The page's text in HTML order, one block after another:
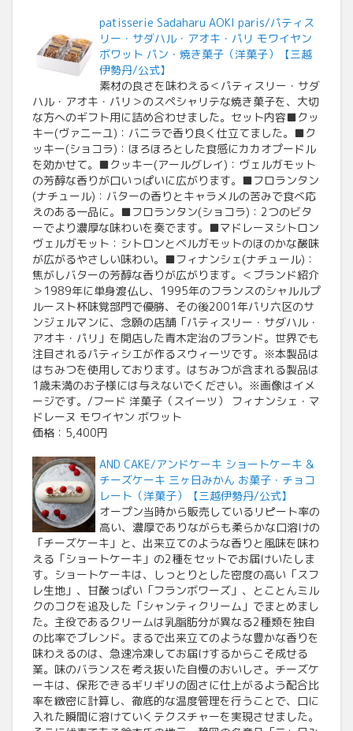
patisserie Sadaharu AOKI paris/パティス
リー・サダハル・アオキ・パリ モワイヤン
ボワット パン・焼き菓子（洋菓子）【三越
伊勢丹/公式】
素材の良さを味わえる＜パティスリー・サダ
ハル・アオキ・パリ＞のスペシャリテな焼き菓子を、大切
な方へのギフト用に詰め合わせました。セット内容■クッ
キー(ヴァニーユ)：バニラで香り良く仕立てました。■ク
ッキー(ショコラ)：ほろほろとした食感にカカオプードル
を効かせて。■クッキー(アールグレイ)：ヴェルガモット
の芳醇な香りが口いっぱいに広がります。■フロランタン
(ナチュール)：バターの香りとキャラメルの苦みで食べ応
えのある一品に。■フロランタン(ショコラ)：2つのビタ
ーでより濃厚な味わいを奏でます。■マドレーヌシトロン
ヴェルガモット：シトロンとベルガモットのほのかな酸味
が広がるやさしい味わい。■フィナンシェ(ナチュール)：
焦がしバターの芳醇な香りが広がります。＜ブランド紹介
＞1989年に単身渡仏し、1995年のフランスのシャルルプ
ルースト杯味覚部門で優勝、その後2001年パリ六区のサ
ンジェルマンに、念願の店舗「パティスリー・サダハル・
アオキ・パリ」を開店した青木定治のブランド。世界でも
注目されるパティシエが作るスウィーツです。※本製品は
はちみつを使用しております。はちみつが含まれる製品は
1歳未満のお子様には与えないでください。※画像はイメ
ージです。/フード 洋菓子（スイーツ） フィナンシェ・マ
ドレーヌ モワイヤン ボワット
価格：5,400円
AND CAKE/アンドケーキ ショートケーキ &
チーズケーキ 三ヶ日みかん お菓子・チョコ
レート（洋菓子）【三越伊勢丹/公式】
オープン当時から販売しているリピート率の
高い、濃厚でありながらも柔らかな口溶けの
「チーズケーキ」と、出来立てのような香りと風味を味わ
える「ショートケーキ」の2種をセットでお届けいたしま
す。ショートケーキは、しっとりとした密度の高い「スフ
レ生地」、甘酸っぱい「フランボワーズ」、とことんミル
クのコクを追及した「シャンティクリーム」でまとめまし
た。主役であるクリームは乳脂肪分が異なる2種類を独自
の比率でブレンド。まるで出来立てのような豊かな香りを
味わえるのは、急速冷凍してお届けするからこそ成せる
業。味のバランスを考え抜いた自慢のおいしさ。チーズケ
ーキは、保形できるギリギリの固さに仕上がるよう配合比
率を緻密に計算し、徹底的な温度管理を行うことで、口に
入れた瞬間に溶けていくテクスチャーを実現させました。